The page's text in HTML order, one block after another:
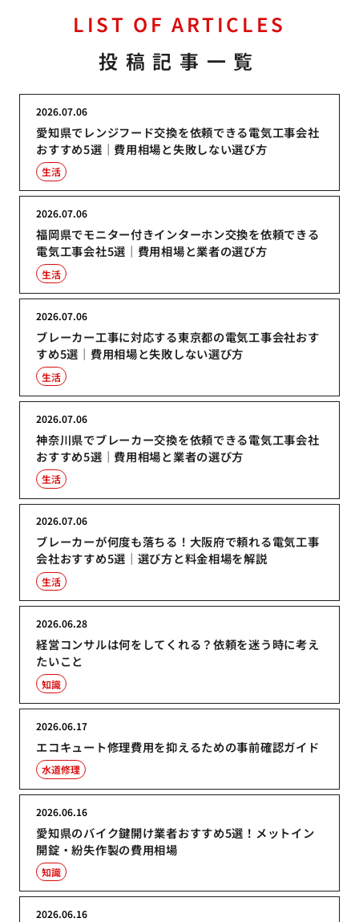
LIST OF ARTICLES
投稿記事一覧
愛知県でレンジフード交換を依頼できる電気工事会社
おすすめ5選｜費用相場と失敗しない選び方
2026.07.06
生活
福岡県でモニター付きインターホン交換を依頼できる
電気工事会社5選｜費用相場と業者の選び方
2026.07.06
生活
ブレーカー工事に対応する東京都の電気工事会社おす
すめ5選｜費用相場と失敗しない選び方
2026.07.06
生活
神奈川県でブレーカー交換を依頼できる電気工事会社
おすすめ5選｜費用相場と業者の選び方
2026.07.06
生活
ブレーカーが何度も落ちる！大阪府で頼れる電気工事
会社おすすめ5選｜選び方と料金相場を解説
2026.07.06
生活
経営コンサルは何をしてくれる？依頼を迷う時に考え
たいこと
2026.06.28
知識
エコキュート修理費用を抑えるための事前確認ガイド
2026.06.17
水道修理
愛知県のバイク鍵開け業者おすすめ5選！メットイン
開錠・紛失作製の費用相場
2026.06.16
知識
2026.06.16